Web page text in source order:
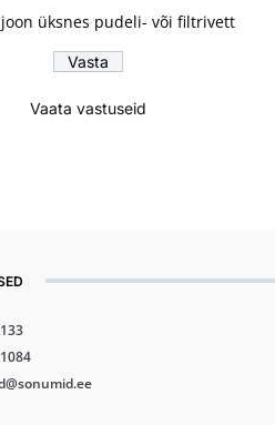
joon üksnes pudeli- või filtrivett
Vaata vastuseid